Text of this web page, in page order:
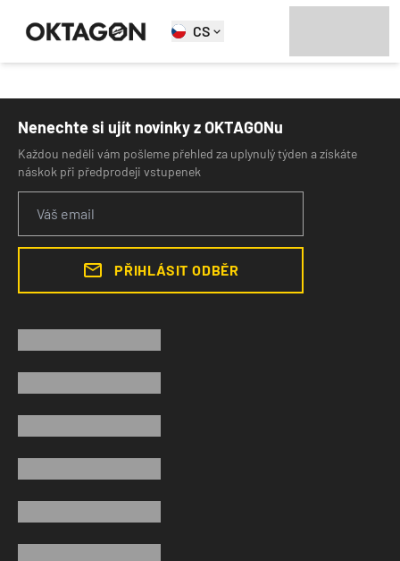
CS
Nenechte si ujít novinky z OKTAGONu
Každou neděli vám pošleme přehled za uplynulý týden a získáte
náskok při předprodeji vstupenek
PŘIHLÁSIT ODBĚR